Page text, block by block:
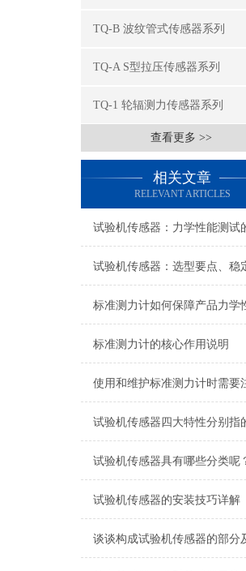
TQ-B 波纹管式传感器系列
TQ-A S型拉压传感器系列
TQ-1 轮辐测力传感器系列
查看更多 >>
相关文章
RELEVANT ARTICLES
标准测力计的核心作用说明
试验机传感器具有哪些分类呢
试验机传感器的安装技巧详解